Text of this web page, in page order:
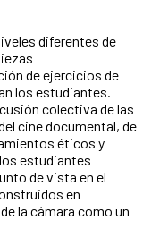
diferentes de
de ejercicios de
los estudiantes.
colectiva de las
cine documental, de
éticos y
estudiantes
de vista en el
en
la cámara como un